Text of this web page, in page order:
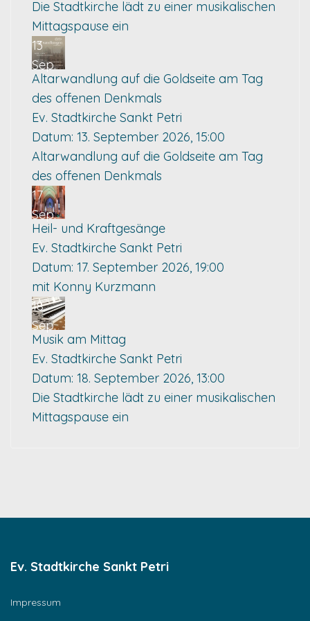
Die Stadtkirche lädt zu einer musikalischen
Mittagspause ein
13
Sep.
Altarwandlung auf die Goldseite am Tag
des offenen Denkmals
Ev. Stadtkirche Sankt Petri
Datum: 13. September 2026, 15:00
Altarwandlung auf die Goldseite am Tag
des offenen Denkmals
17
Sep.
Heil- und Kraftgesänge
Ev. Stadtkirche Sankt Petri
Datum: 17. September 2026, 19:00
mit Konny Kurzmann
18
Sep.
Musik am Mittag
Ev. Stadtkirche Sankt Petri
Datum: 18. September 2026, 13:00
Die Stadtkirche lädt zu einer musikalischen
Mittagspause ein
Ev. Stadtkirche Sankt Petri
Impressum